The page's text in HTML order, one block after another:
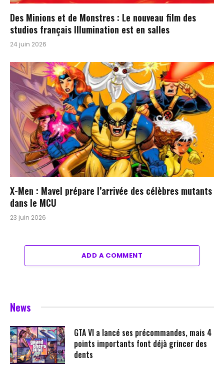
Des Minions et de Monstres : Le nouveau film des
studios français Illumination est en salles
24 juin 2026
X-Men : Mavel prépare l’arrivée des célèbres mutants
dans le MCU
23 juin 2026
ADD A COMMENT
News
GTA VI a lancé ses précommandes, mais 4
points importants font déjà grincer des
dents